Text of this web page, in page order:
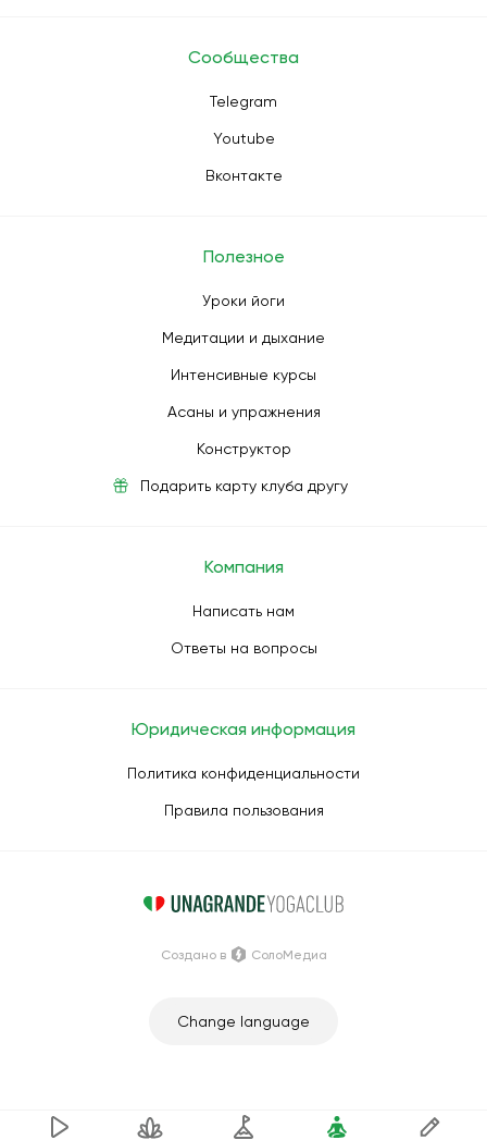
Сообщества
Telegram
Youtube
Вконтакте
Полезное
Уроки йоги
Медитации и дыхание
Интенсивные курсы
Асаны и упражнения
Конструктор
Подарить карту клуба другу
Компания
Написать нам
Ответы на вопросы
Юридическая информация
Политика конфиденциальности
Правила пользования
Change language
Создано в СолоМедиа